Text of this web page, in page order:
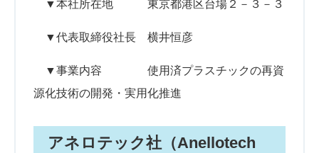
▼本社所在地 東京都港区台場２－３－３
▼代表取締役社長 横井恒彦
▼事業内容 使用済プラスチックの再資
源化技術の開発・実用化推進
アネロテック社（Anellotech